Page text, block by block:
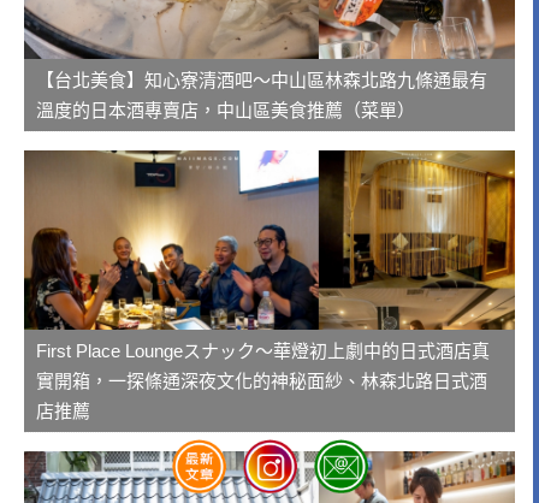
【台北美食】知心寮清酒吧～中山區林森北路九條通最有
溫度的日本酒專賣店，中山區美食推薦（菜單）
First Place Loungeスナック～華燈初上劇中的日式酒店真
實開箱，一探條通深夜文化的神秘面紗、林森北路日式酒
店推薦